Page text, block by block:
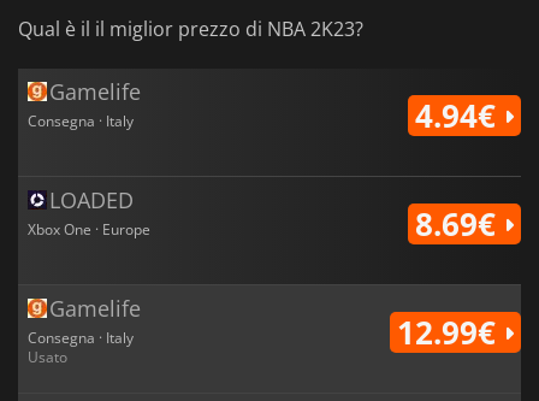
Qual è il il miglior prezzo di NBA 2K23?
Gamelife
Consegna · Italy 4.94€
LOADED
Xbox One · Europe 8.69€
Gamelife
Consegna · Italy
Usato
12.99€